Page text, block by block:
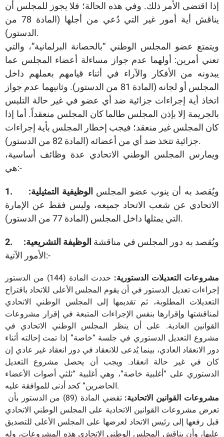
إذا اقتضى الأمر ذلك. وفي هذه الحالة؛ فلا يجوز للمجلس أن
يناقش أية أمور غير التي دُعي من أجلها (المادة 78 من
الدستور).
ويتمتع عضو المجلس الوطني “بالحصانة البرلمانية”، والتي
تعني أمرين: أولهما عدم جواز مساءلة أعضاء المجلس عما
يبدونه من الأفكار والآراء في أثناء قيامهم بعملهم داخل
المجلس أو لجانه (المادة 81 من الدستور). وثانيهما عدم جواز
اتخاذ أية إجراءات جزائية ضد أي عضو في غير حالة التلبس
بالجريمة إلا بإذن المجلس طالما كان المجلس منعقداً. أما إذا
كان المجلس غير منعقد؛ فيجب إخطار المجلس بأية إجراءات
جزائية تتخذ ضد أي من أعضائه (المادة 82 من الدستور).
ويمارس المجلس الوطني الاتحادي عدة وظائف أساسية،
هي:-
1. الوظيفية التمثيلية:
الاتحادي عن شعب الاتحاد جميعه، وليس فقط عن الإمارة
التي يمثلها داخل المجلس (المادة 77 من الدستور).
2. الوظيفة التشريعية:
الأمور الآتية:-
مشروعات التعديلات الدستورية:
حددت المادة (144) من الدستور
إجراءات تعديل الدستور في أن يقوم المجلس الأعلى للاتحاد باقتراح
التعديلات المطلوبة، ثم تقديمها إلى المجلس الوطني الاتحادي
لمناقشتها وإقرارها بنفس الإجراءات المتبعة في إقرار مشروعات
القوانين العادية. على أن ينظر المجلس الوطني الاتحادي في
مشروع التعديل الدستوري في جلسة “خاصة” إذا تمت إحالته أثناء
دور الانعقاد العادي، بينما يُدعى للانعقاد في دور انعقاد غير عادي إن
كان في غير حالة انعقاد. ويجب أن يحصل مشروع التعديل
الدستوري على “أغلبية خاصة”، وهي أغلبية “ثلثي أصوات الأعضاء
الحاضرين” كحد أدنى للموافقة عليه.
مشروعات القوانين الاتحادية:
تقضي المادة (89) من الدستور بأن
تعرض مشروعات القوانين الاتحادية على المجلس الوطني الاتحادي
قبل رفعها إلى رئيس الاتحاد لعرضها على المجلس الأعلى للتصديق
عليها، وأن يناقش المجلس الوطني الاتحادي هذه المشروعات، وله